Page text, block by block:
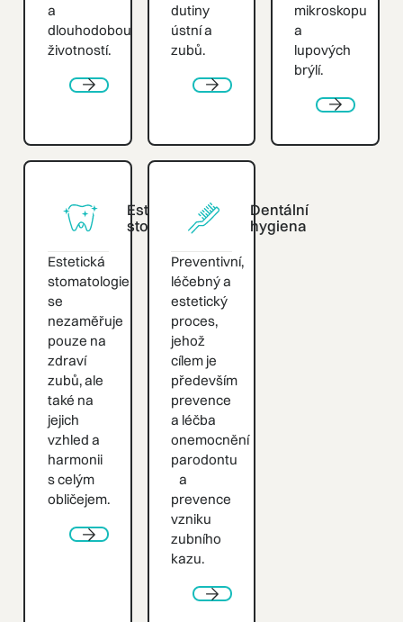
a
dlouhodobou
životností.
dutiny
ústní a
zubů.
mikroskopu
a
lupových
brýlí.
Estetická
stomatologie
Estetická
stomatologie
se
nezaměřuje
pouze na
zdraví
zubů, ale
také na
jejich
vzhled a
harmonii
s celým
obličejem.
Dentální
hygiena
Preventivní,
léčebný a
estetický
proces,
jehož
cílem je
především
prevence
a léčba
onemocnění
parodontu
a
prevence
vzniku
zubního
kazu.